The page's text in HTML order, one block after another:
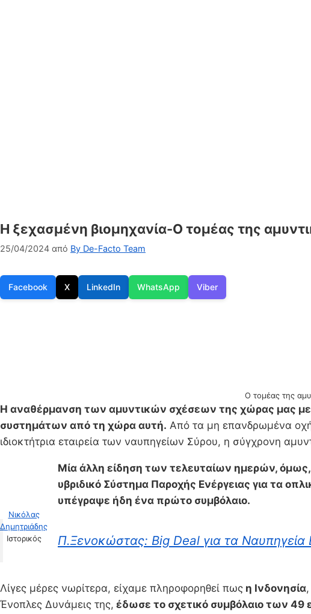
Η ξεχασμένη βιομηχανία-Ο τομέας της
25/04/2024 από By De-Facto Team
Facebook X LinkedIn WhatsApp Viber
Ο τομέας της
Η αναθέρμανση των αμυντικών σχέσεων της χώρας μας με
συστημάτων από τη χώρα αυτή. Από τα μη επανδρωμένα
ιδιοκτήτρια εταιρεία των ναυπηγείων Σύρου, η σύγχρονη
Νικόλας
Δημητριάδης
Ιστορικός
Μία άλλη είδηση των τελευταίων ημερών,
υβριδικό Σύστημα Παροχής Ενέργειας για τα
υπέγραψε ήδη ένα πρώτο συμβόλαιο.
Π.Ξενοκώστας: Big Deal για τα Ναυπηγεία
Λίγες μέρες νωρίτερα, είχαμε πληροφορηθεί πως η Ινδονησία
Ένοπλες Δυνάμεις της, έδωσε το σχετικό συμβόλαιο των 49